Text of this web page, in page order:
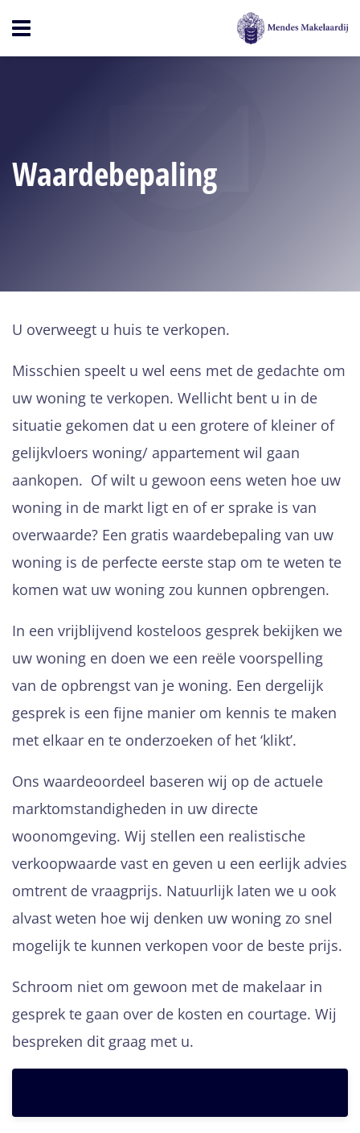
Open
Waardebepaling
U overweegt u huis te verkopen.
Misschien speelt u wel eens met de gedachte om
uw woning te verkopen. Wellicht bent u in de
situatie gekomen dat u een grotere of kleiner of
gelijkvloers woning/ appartement wil gaan
aankopen. Of wilt u gewoon eens weten hoe uw
woning in de markt ligt en of er sprake is van
overwaarde? Een gratis waardebepaling van uw
woning is de perfecte eerste stap om te weten te
komen wat uw woning zou kunnen opbrengen.
In een vrijblijvend kosteloos gesprek bekijken we
uw woning en doen we een reële voorspelling
van de opbrengst van je woning. Een dergelijk
gesprek is een fijne manier om kennis te maken
met elkaar en te onderzoeken of het ‘klikt’.
Ons waardeoordeel baseren wij op de actuele
marktomstandigheden in uw directe
woonomgeving. Wij stellen een realistische
verkoopwaarde vast en geven u een eerlijk advies
omtrent de vraagprijs. Natuurlijk laten we u ook
alvast weten hoe wij denken uw woning zo snel
mogelijk te kunnen verkopen voor de beste prijs.
Schroom niet om gewoon met de makelaar in
gesprek te gaan over de kosten en courtage. Wij
bespreken dit graag met u.